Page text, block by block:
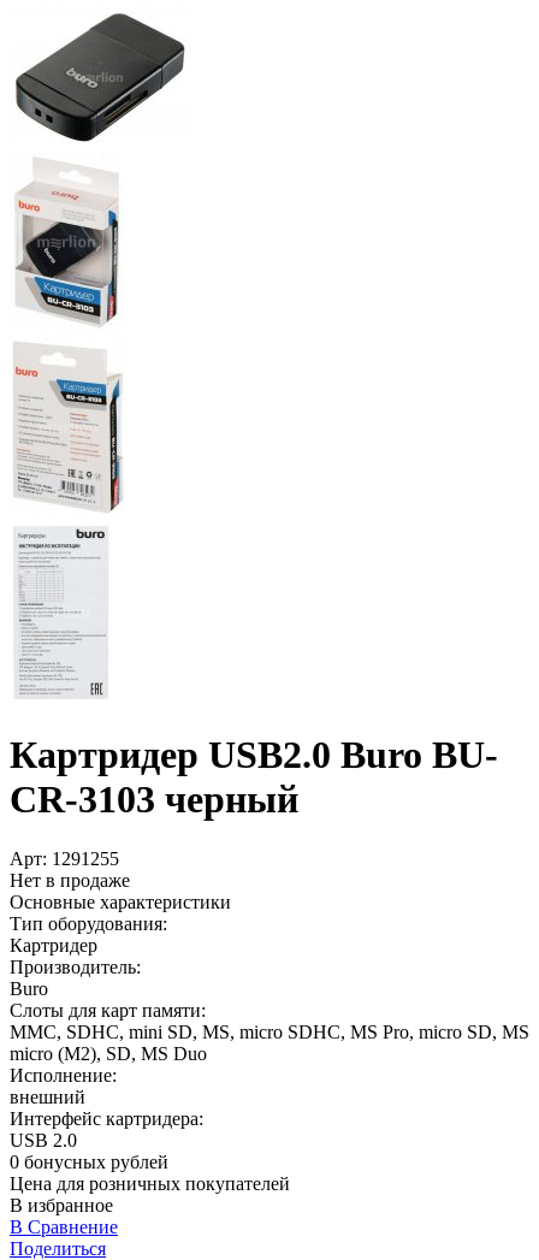
Картридер USB2.0 Buro BU-
CR-3103 черный
Арт: 1291255
Нет в продаже
Основные характеристики
Тип оборудования:
Картридер
Производитель:
Buro
Слоты для карт памяти:
MMC, SDHC, mini SD, MS, miсro SDHC, MS Pro, micro SD, MS
micro (M2), SD, MS Duo
Исполнение:
внешний
Интерфейс картридера:
USB 2.0
0 бонусных рублей
Цена для розничных покупателей
В избранное
В Сравнение
Поделиться